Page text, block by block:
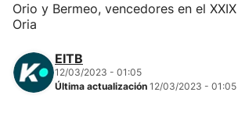
Kirolak 360
Atletismo
Orio y Bermeo, vencedores en el
Oria
EITB
12/03/2023 - 01:05
Última actualización 12/03/2023 - 01:05